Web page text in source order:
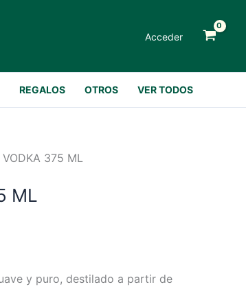
Acceder
REGALOS OTROS VER TODOS
375 ML
ML
y puro, destilado a partir de